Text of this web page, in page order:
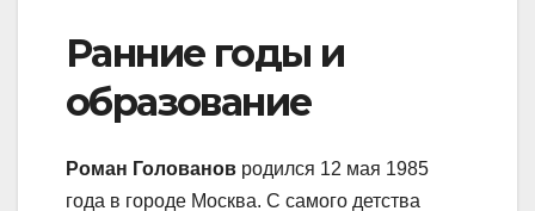
Ранние годы и
образование
Роман Голованов родился 12 мая 1985
года в городе Москва. С самого детства